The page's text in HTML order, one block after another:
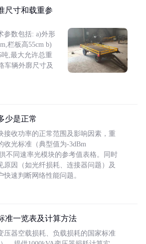
尺寸和载重参
参数包括: a)外形
栏板高55cm b)
,最大允许总重
车辆外廓尺寸及
少是正常
接收功率的正常范围及影响因素，重
收光标准（典型值为-3dBm
不同速率光模块的参考值表格。同时
原因（如光纤损耗、连接器问题）及
速判断网络性能问题。
准一览表及计算方法
压器空载损耗、负载损耗的国家标准